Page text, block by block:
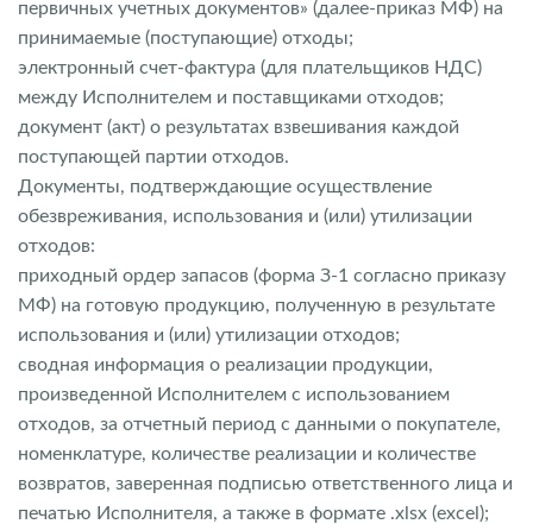
первичных учетных документов» (далее-приказ МФ) на
принимаемые (поступающие) отходы;
электронный счет-фактура (для плательщиков НДС)
между Исполнителем и поставщиками отходов;
документ (акт) о результатах взвешивания каждой
поступающей партии отходов.
Документы, подтверждающие осуществление
обезвреживания, использования и (или) утилизации
отходов:
приходный ордер запасов (форма З-1 согласно приказу
МФ) на готовую продукцию, полученную в результате
использования и (или) утилизации отходов;
сводная информация о реализации продукции,
произведенной Исполнителем с использованием
отходов, за отчетный период с данными о покупателе,
номенклатуре, количестве реализации и количестве
возвратов, заверенная подписью ответственного лица и
печатью Исполнителя, а также в формате .xlsx (еxcel);